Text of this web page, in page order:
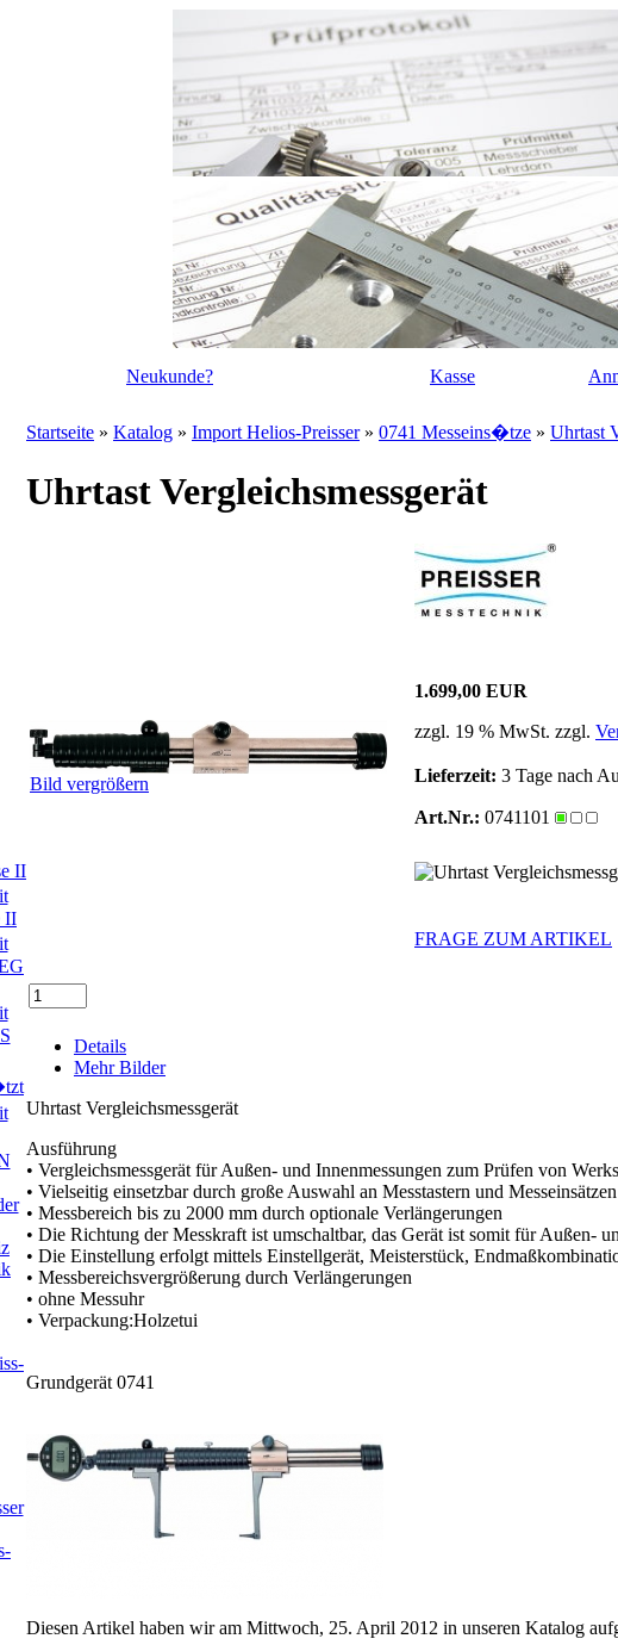
Neukunde? Kasse
II
II
Startseite » Katalog » Import Helios-Preisser» 0741 Messeins�tze » Uhrtast
Uhrtast Vergleichsmessgerät
Bild vergrößern
1.699,00 EUR
zzgl. 19 % MwSt. zzgl.
Lieferzeit: 3 Tage nach
Art.Nr.: 0741101
FRAGE ZUM ARTIKEL
Details
Mehr Bilder
Uhrtast Vergleichsmessgerät
Ausführung
• Vergleichsmessgerät für Außen- und Innenmessungen zum Prüfen von
• Vielseitig einsetzbar durch große Auswahl an Messtastern und Messeinsätzen
• Messbereich bis zu 2000 mm durch optionale Verlängerungen
• Die Richtung der Messkraft ist umschaltbar, das Gerät ist somit für Außen-
• Die Einstellung erfolgt mittels Einstellgerät, Meisterstück,
• Messbereichsvergrößerung durch Verlängerungen
• ohne Messuhr
• Verpackung:Holzetui
Grundgerät 0741
Diesen Artikel haben wir am Mittwoch, 25. April 2012 in unseren Katalog